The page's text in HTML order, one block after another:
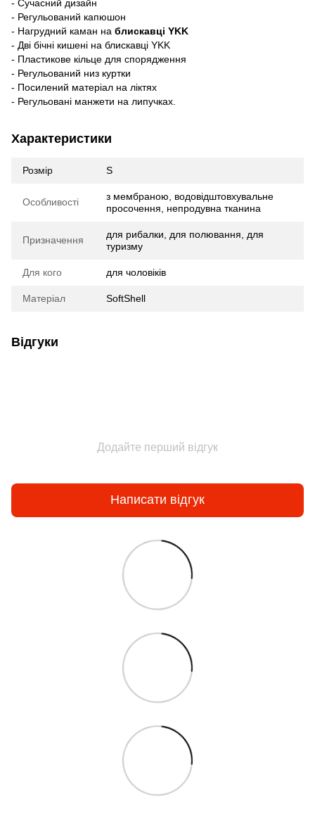
- Сучасний дизайн
- Регульований капюшон
- Нагрудний каман на блискавці YKK
- Дві бічні кишені на блискавці YKK
- Пластикове кільце для спорядження
- Регульований низ куртки
- Посилений матеріал на ліктях
- Регульовані манжети на липучках.
Характеристики
Розмір S
Особливості
з мембраною, водовідштовхувальне
просочення, непродувна тканина
Призначення
для рибалки, для полювання, для
туризму
Для кого для чоловіків
Матеріал SoftShell
Відгуки
Додайте перший відгук
Написати відгук